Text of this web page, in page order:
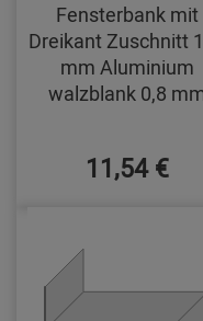
Fensterbank mit
Dreikant Zuschnitt
mm Aluminium
walzblank 0,8
11,54 €